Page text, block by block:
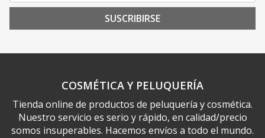
SUSCRIBIRSE
COSMÉTICA Y PELUQUERÍA
Tienda online de productos de peluquería y cosmética.
Nuestro servicio es serio y rápido, en calidad/precio
somos insuperables. Hacemos envíos a todo el mundo.